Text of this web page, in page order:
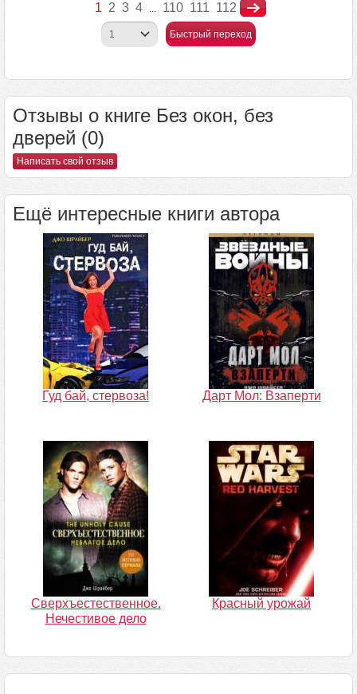
1 2 3 4 ... 110 111 112
Быстрый переход
Отзывы о книге Без окон, без
дверей (0)
Написать свой отзыв
Ещё интересные книги автора
Гуд бай, стервоза! Дарт Мол: Взаперти
Сверхъестественное.
Нечестивое дело
Красный урожай